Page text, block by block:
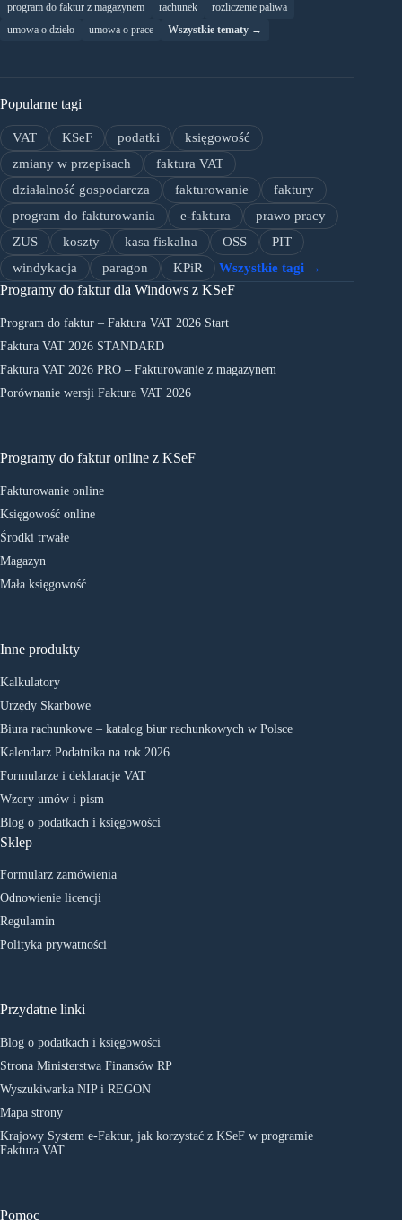
program do faktur z magazynem
rachunek
rozliczenie paliwa
umowa o dzieło
umowa o prace Wszystkie tematy →
Popularne tagi
VAT KSeF podatki
księgowość
zmiany w przepisach
faktura VAT
działalność gospodarcza
fakturowanie
faktury
program do fakturowania
e-faktura
prawo pracy
ZUS
koszty kasa fiskalna OSS
PIT
windykacja
paragon KPiR Wszystkie tagi →
Programy do faktur dla Windows z KSeF
Program do faktur – Faktura VAT 2026 Start
Faktura VAT 2026 STANDARD
Faktura VAT 2026 PRO – Fakturowanie z magazynem
Porównanie wersji Faktura VAT 2026
Programy do faktur online z KSeF
Fakturowanie online
Księgowość online
Środki trwałe
Magazyn
Mała księgowość
Inne produkty
Kalkulatory
Urzędy Skarbowe
Biura rachunkowe – katalog biur rachunkowych w Polsce
Kalendarz Podatnika na rok 2026
Formularze i deklaracje VAT
Wzory umów i pism
Blog o podatkach i księgowości
Sklep
Formularz zamówienia
Odnowienie licencji
Regulamin
Polityka prywatności
Przydatne linki
Blog o podatkach i księgowości
Strona Ministerstwa Finansów RP
Wyszukiwarka NIP i REGON
Mapa strony
Krajowy System e-Faktur, jak korzystać z KSeF w programie
Faktura VAT
Pomoc